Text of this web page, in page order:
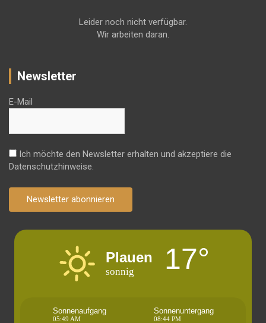
Leider noch nicht verfügbar.
Wir arbeiten daran.
Newsletter
E-Mail
Ich möchte den Newsletter erhalten und akzeptiere die
Datenschutzhinweise.
Newsletter abonnieren
Plauen
sonnig 17°
Sonnenaufgang
05:49 AM
Sonnenuntergang
08:44 PM